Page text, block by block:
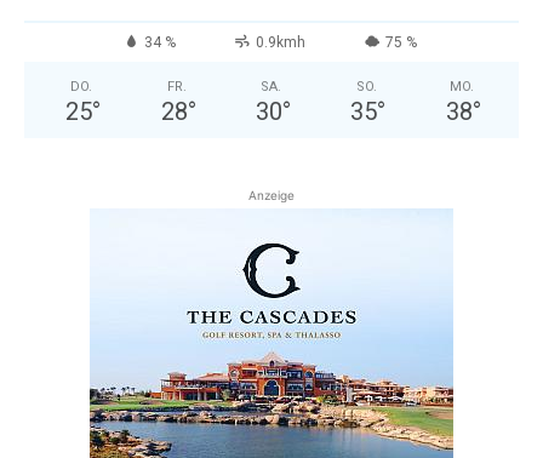
34 % 0.9kmh 75 %
DO.
25°
FR.
28°
SA.
30°
SO.
35°
MO.
38°
Anzeige